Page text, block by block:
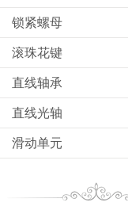
锁紧螺母
滚珠花键
直线轴承
直线光轴
滑动单元